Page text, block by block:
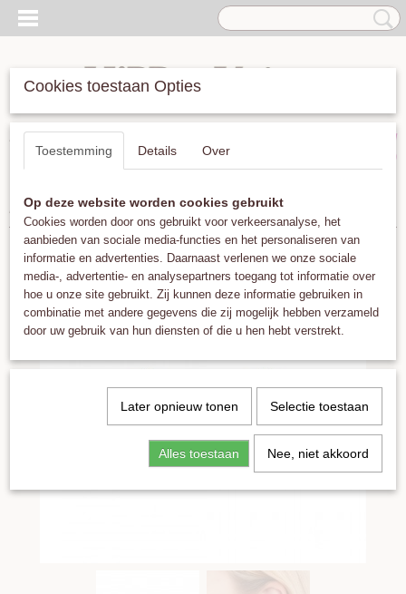
Inloggen Registreren
UW WINKELWAGEN
(0)
Home >Oorbellen> Dottilove Fonkelende Top vergulde oorbellen
Cookies toestaan Opties
Toestemming Details Over
Op deze website worden cookies gebruikt
Cookies worden door ons gebruikt voor verkeersanalyse, het
aanbieden van sociale media-functies en het personaliseren van
informatie en advertenties. Daarnaast verlenen we onze sociale
media-, advertentie- en analysepartners toegang tot informatie over
hoe u onze site gebruikt. Zij kunnen deze informatie gebruiken in
combinatie met andere gegevens die zij mogelijk hebben verzameld
door uw gebruik van hun diensten of die u hen hebt verstrekt.
Later opnieuw tonen Selectie toestaan
Alles toestaan Nee, niet akkoord